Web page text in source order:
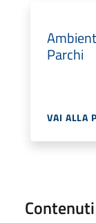
Parchi
VAI ALLA